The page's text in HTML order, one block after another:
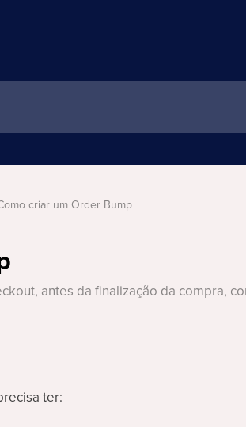
criar um Order Bump
antes da finalização da compra,
ter: